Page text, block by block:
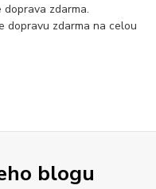
zdarma.
dopravu zdarma na celou
blogu